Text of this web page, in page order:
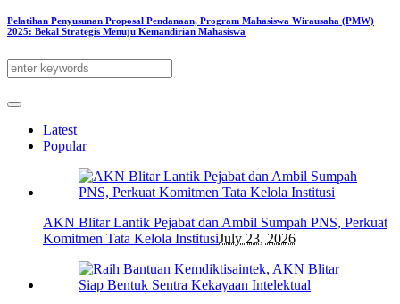
Pelatihan Penyusunan Proposal Pendanaan, Program Mahasiswa Wirausaha (PMW)
2025: Bekal Strategis Menuju Kemandirian Mahasiswa
Latest
Popular
AKN Blitar Lantik Pejabat dan Ambil Sumpah PNS, Perkuat
Komitmen Tata Kelola InstitusiJuly 23, 2026